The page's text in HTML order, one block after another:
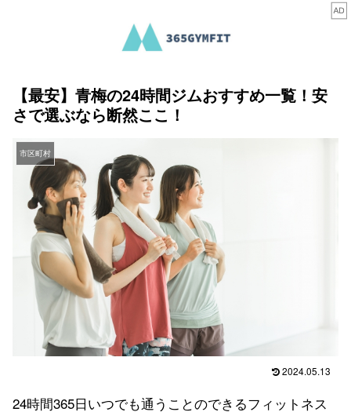
【最安】青梅の24時間ジムおすすめ一覧！安
さで選ぶなら断然ここ！
市区町村
2024.05.13
24時間365日いつでも通うことのできるフィットネス